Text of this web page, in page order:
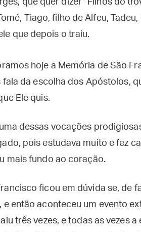
que quer dizer “Filhos do
Tiago, filho de Alfeu,
que depois o traiu.
hoje a Memória de São
fala da escolha dos Apóstolos,
Ele quis.
dessas vocações
pois estudava muito e fez
mais fundo ao coração.
ficou em dúvida se, de
então aconteceu um evento
três vezes, e todas as vezes a